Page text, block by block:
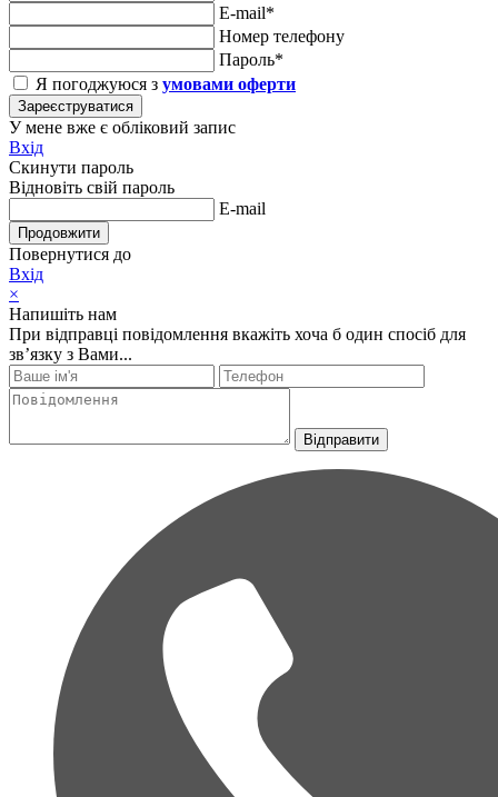
E-mail*
Номер телефону
Пароль*
Я погоджуюся з умовами оферти
Зареєструватися
У мене вже є обліковий запис
Вхід
Скинути пароль
Відновіть свій пароль
E-mail
Продовжити
Повернутися до
Вхід
×
Напишіть нам
При відправці повідомлення вкажіть хоча б один спосіб для
зв’язку з Вами...
Відправити